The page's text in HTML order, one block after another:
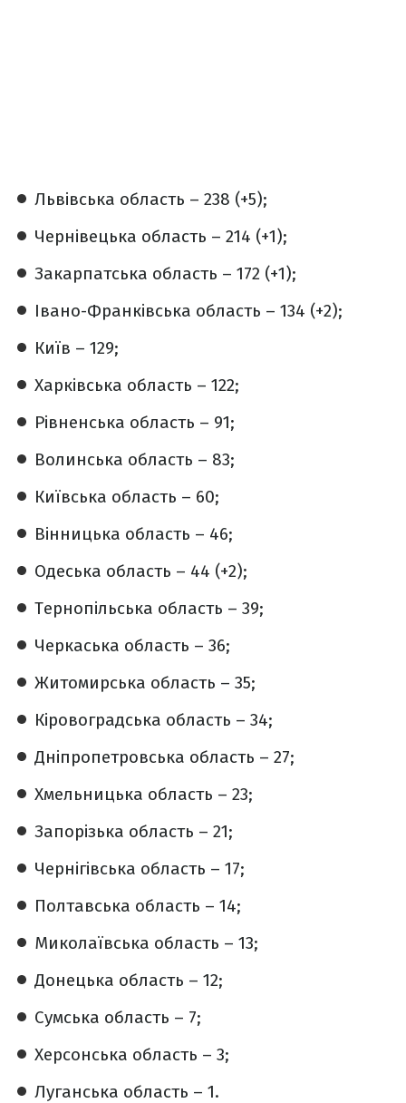
Львівська область – 238 (+5);
Чернівецька область – 214 (+1);
Закарпатська область – 172 (+1);
Івано-Франківська область – 134 (+2);
Київ – 129;
Харківська область – 122;
Рівненська область – 91;
Волинська область – 83;
Київська область – 60;
Вінницька область – 46;
Одеська область – 44 (+2);
Тернопільська область – 39;
Черкаська область – 36;
Житомирська область – 35;
Кіровоградська область – 34;
Дніпропетровська область – 27;
Хмельницька область – 23;
Запорізька область – 21;
Чернігівська область – 17;
Полтавська область – 14;
Миколаївська область – 13;
Донецька область – 12;
Сумська область – 7;
Херсонська область – 3;
Луганська область – 1.